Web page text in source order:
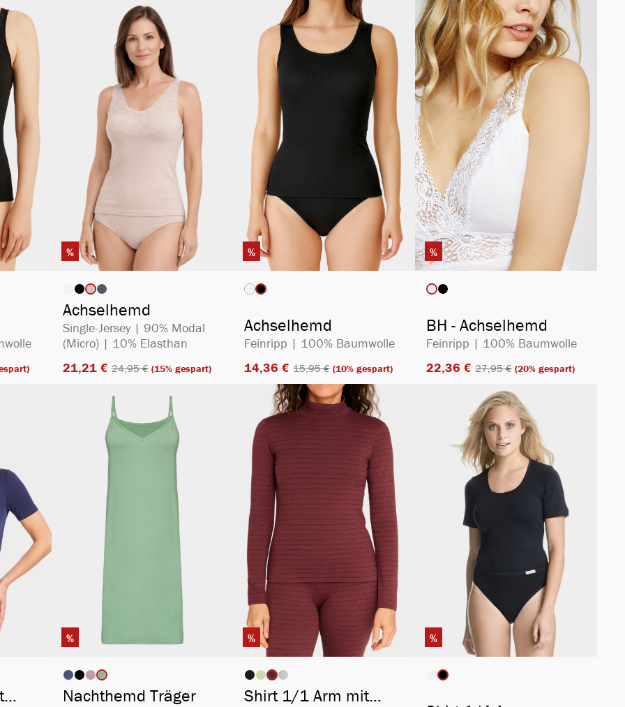
%
Artikelfarbe
Achselhemd
Single-Jersey | 90% Modal
(Micro) | 10% Elasthan
21,21 €​ 24,95 €​(15% gespart)
%
Artikelfarbe
(Diese Option ist zurzeit nicht verfügbar.)
Achselhemd
Feinripp | 100% Baumwolle
14,36 €​ 15,95 €​(10% gespart)
%
Artikelfarbe
BH - Achselhemd
Feinripp | 100% Baumwolle
22,36 €​ 27,95 €​(20% gespart)
%
Artikelfarbe
Nachthemd Träger
%
Artikelfarbe
Shirt 1/1 Arm mit
%
Artikelfarbe